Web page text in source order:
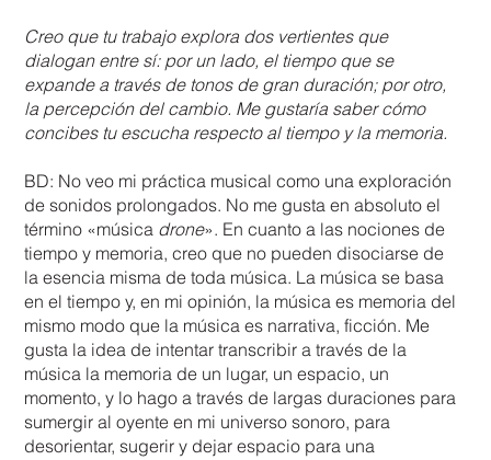
Creo que tu trabajo explora dos vertientes que
dialogan entre sí: por un lado, el tiempo que se
expande a través de tonos de gran duración; por otro,
la percepción del cambio. Me gustaría saber cómo
concibes tu escucha respecto al tiempo y la memoria.
BD: No veo mi práctica musical como una exploración
de sonidos prolongados. No me gusta en absoluto el
término «música drone». En cuanto a las nociones de
tiempo y memoria, creo que no pueden disociarse de
la esencia misma de toda música. La música se basa
en el tiempo y, en mi opinión, la música es memoria del
mismo modo que la música es narrativa, ficción. Me
gusta la idea de intentar transcribir a través de la
música la memoria de un lugar, un espacio, un
momento, y lo hago a través de largas duraciones para
sumergir al oyente en mi universo sonoro, para
desorientar, sugerir y dejar espacio para una